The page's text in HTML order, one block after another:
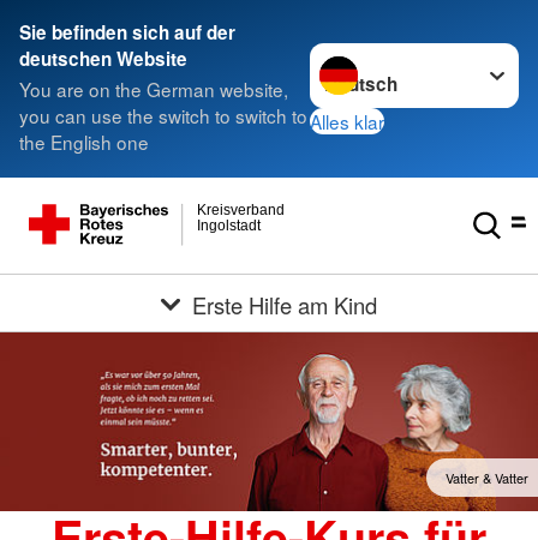
Sie befinden sich auf der
deutschen Website
You are on the German website,
you can use the switch to switch to
the English one
Sprache wechseln zu
Alles klar
Ingolstadt
Kreisverband
Erste Hilfe am Kind
Vatter & Vatter